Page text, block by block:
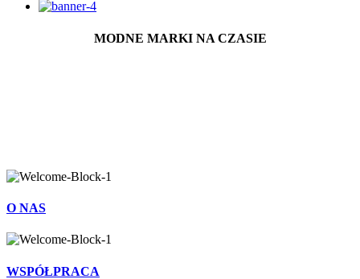
MODNE MARKI NA CZASIE
O NAS
WSPÓŁPRACA